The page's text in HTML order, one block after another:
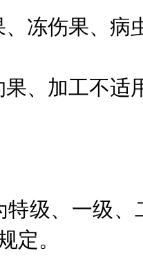
冻伤果、病
、加工不适
特级、一级
定。